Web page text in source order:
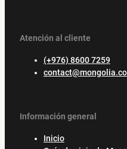
Atención al cliente
(+976) 8600 7259
Información general
Inicio